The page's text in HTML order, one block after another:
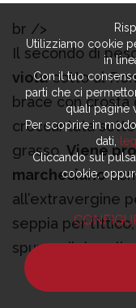
br />
Il secondo di
violacotto al
brace con
croccantata
grasso.Viene
marchesianocon
all’extravergine
seppia per
spuma di riso
leggermente
intermedia,
Utilizziamo cookie
in
Con il tuo
parti che ci
quali pagine
Per scoprire in
dati,
Cliccando sul
cookie,